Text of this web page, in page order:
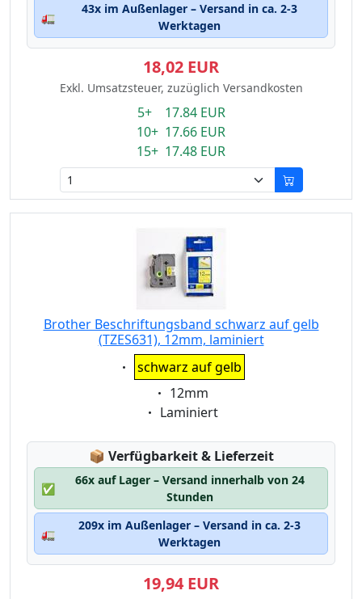
🚛
43x im Außenlager – Versand in ca. 2-3
Werktagen
18,02 EUR
Exkl. Umsatzsteuer, zuzüglich Versandkosten
5+ 17.84 EUR
10+ 17.66 EUR
15+ 17.48 EUR
Brother Beschriftungsband schwarz auf gelb
(TZES631), 12mm, laminiert
Eigenschaft:
schwarz auf gelb
Eigenschaft:
12mm
Eigenschaft:
Laminiert
📦 Lagerstatus:
Verfügbarkeit & Lieferzeit
✅
66x auf Lager – Versand innerhalb von 24
Stunden
🚛
209x im Außenlager – Versand in ca. 2-3
Werktagen
19,94 EUR